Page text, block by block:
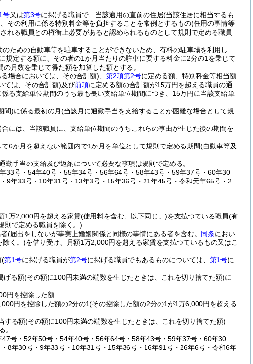
号又は第3号に掲げる職員で、当該適用の直前の住居(当該住居に相当するも
その利用に係る特別料金等を負担することを常例とするもの(任用の事情等
れる職員との権衡上必要があると認められるものとして規則で定める職員
ための自動車等を駐車することができないため、有料の駐車場を利用し
に規定する額に、その者の1か月当たりの駐車に要する料金に2分の1を乗じて
の月数を乗じて得た額を加算した額とする。
場合においては、その合計額) 第2項第2号に定める額、特別料金等相当額
ては、その合計額)及び前項に定める額の合計額が15万円を超える職員の通
る支給単位期間のうち最も長い支給単位期間につき、15万円に当該支給単
間)に係る最初の月(当該月に通勤手当を支給することが困難な場合として規
には、当該職員に、支給単位期間のうちこれらの事由が生じた後の期間を
6か月を超えない範囲内で1か月を単位として規則で定める期間(自動車等及
手当の支給及び返納について必要な事項は規則で定める。
号・54年40号・55年34号・56年64号・58年43号・59年37号・60年30
9年33号・10年31号・13年3号・15年36号・21年45号・令和元年65号・2
1万2,000円を超える家賃(使用料を含む。以下同じ。)を支払つている職員(有
則で定める職員を除く。)
(届出をしないが事実上婚姻関係と同様の事情にある者を含む。 同条におい
除く。)を借り受け、月額1万2,000円を超える家賃を支払つているもの又はこ
(第1号に掲げる職員が第2号に掲げる職員でもあるものについては、 第1号に
げる額(その額に100円未満の端数を生じたときは、これを切り捨てた額)に
円を控除した額
円を控除した額の2分の1(その控除した額の2分の1が1万6,000円を超える
する額(その額に100円未満の端数を生じたときは、これを切り捨てた額)
。
号・52年50号・54年40号・56年64号・58年43号・59年37号・60年30
8年30号・9年33号・10年31号・15年36号・16年91号・26年6号・令和6年